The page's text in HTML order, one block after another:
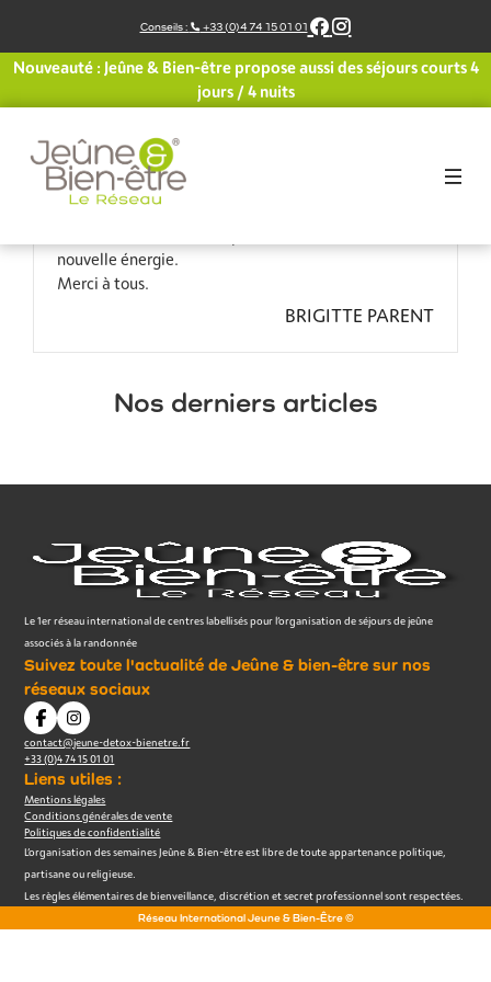
contenu
Conseils : +33 (0)4 74 15 01 01
Nouveauté : Jeûne & Bien-être propose aussi des séjours courts 4
jours / 4 nuits
La reprise se passe bien après cette semaine
agréable.
Nous étions si bien entourés par Laurence et son
équipe formidable.
Une belle expérience avec mes compagnons de
jeûne.
nouvelle énergie.
Merci à tous.
BRIGITTE PARENT
Nos derniers articles
Le 1er réseau international de centres labellisés pour l’organisation de séjours de jeûne
associés à la randonnée
Suivez toute l'actualité de Jeûne & bien-être sur nos
réseaux sociaux
contact@jeune-detox-bienetre.fr
+33 (0)4 74 15 01 01
Liens utiles :
Mentions légales
Conditions générales de vente
Politiques de confidentialité
L’organisation des semaines Jeûne & Bien-être est libre de toute appartenance politique,
partisane ou religieuse.
Les règles élémentaires de bienveillance, discrétion et secret professionnel sont respectées.
Réseau International Jeune & Bien-Être ©